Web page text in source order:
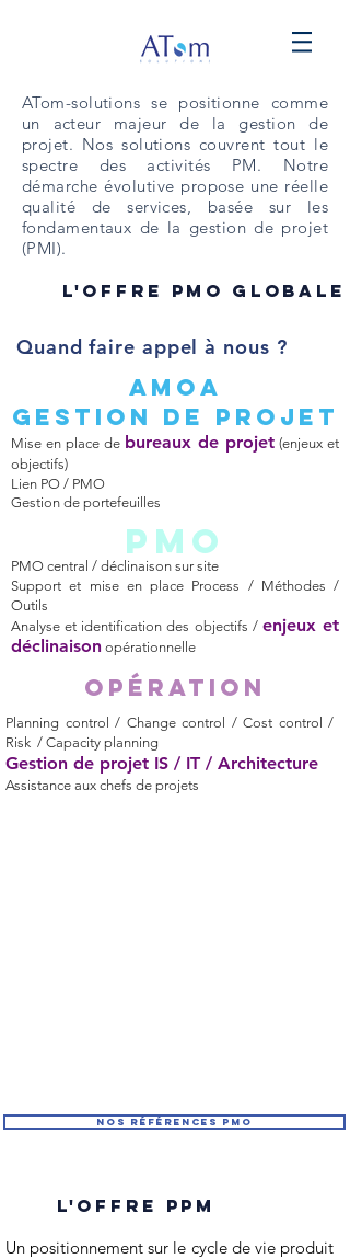
ATom-solutions se positionne comme
un acteur majeur de la gestion de
projet. Nos solutions couvrent tout le
spectre des activités PM. Notre
démarche évolutive propose une réelle
qualité de services, basée sur les
fondamentaux de la gestion de projet
(PMI).
L'offre PMO globale
Quand faire appel à nous ?
AMOA
Gestion de projet
Mise en place de bureaux de projet (enjeux et
objectifs)
Lien PO / PMO
Gestion de portefeuilles
PMO central / déclinaison sur site
Support et mise en place Process / Méthodes /
Outils
Analyse et identification des objectifs / enjeux et
déclinaison opérationnelle
PMO
opération
Planning control / Change control / Cost control /
Risk / Capacity planning
Gestion de projet IS / IT / Architecture
Assistance aux chefs de projets
Nos références pmo
L'offre PPM
Un positionnement sur le cycle de vie produit